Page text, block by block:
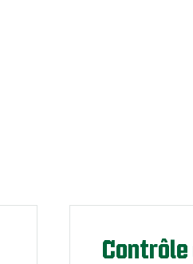
Contrôle